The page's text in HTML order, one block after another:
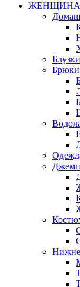
Брюки